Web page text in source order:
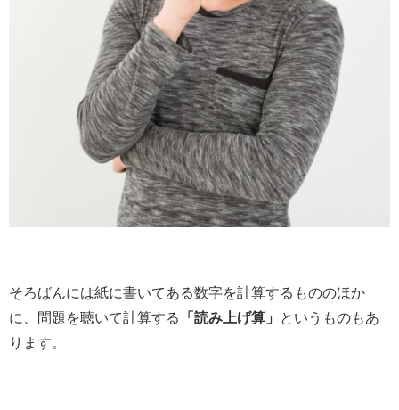
そろばんには紙に書いてある数字を計算するもののほか
に、問題を聴いて計算する
「読み上げ算」
というものもあ
ります。